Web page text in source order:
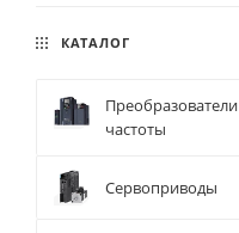
КАТАЛОГ
Преобразователи
частоты
Сервоприводы